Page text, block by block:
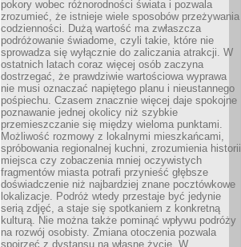
pokory wobec różnorodności świata i pozwala
zrozumieć, że istnieje wiele sposobów przeżywania
codzienności. Dużą wartość ma zwłaszcza
podróżowanie świadome, czyli takie, które nie
sprowadza się wyłącznie do zaliczania atrakcji. W
ostatnich latach coraz więcej osób zaczyna
dostrzegać, że prawdziwie wartościowa wyprawa
nie musi oznaczać napiętego planu i nieustannego
pośpiechu. Czasem znacznie więcej daje spokojne
poznawanie jednej okolicy niż szybkie
przemieszczanie się między wieloma punktami.
Możliwość rozmowy z lokalnymi mieszkańcami,
spróbowania regionalnej kuchni, zrozumienia historii
miejsca czy zobaczenia mniej oczywistych
fragmentów miasta potrafi przynieść głębsze
doświadczenie niż najbardziej znane pocztówkowe
lokalizacje. Podróż wtedy przestaje być jedynie
serią zdjęć, a staje się spotkaniem z konkretną
kulturą. Nie można także pominąć wpływu podróży
na rozwój osobisty. Zmiana otoczenia pozwala
spojrzeć z dystansu na własne życie. W